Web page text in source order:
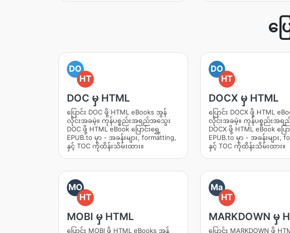
ပ
DO
HT
DOC မှ HTML
ပြောင်း DOC ဖို့ HTML eBooks အွန်
လိုင်းအခမဲ့။ ကုန်ပစ္စည်းအရည်အသွေး
DOC ဖို့ HTML eBook ပြောင်းရွှေ့
EPUB.to မှာ - အခန်းများ, formatting,
နှင့် TOC ကိုထိန်းသိမ်းထား။
DO
HT
DOCX မှ HTML
ပြောင်း DOCX ဖို့ HTML
လိုင်းအခမဲ့။ ကုန်ပစ္စည်းအရ
DOCX ဖို့ HTML eBook ပြေ
EPUB.to မှာ - အခန်းများ,
နှင့် TOC ကိုထိန်းသိမ်းထား။
MO
HT
MOBI မှ HTML
ပြောင်း MOBI ဖို့ HTML eBooks အွန်
Ma
HT
MARKDOWN မှ
ပြောင်း MARKDOWN ဖို့